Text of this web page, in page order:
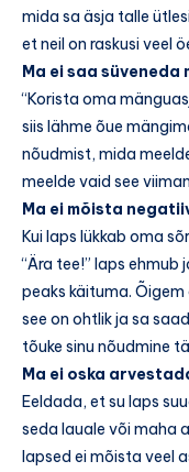
mida sa äsja talle
et neil on raskusi veel
Ma ei saa
“Korista oma
siis lähme õue
nõudmist, mida
meelde vaid see
Ma ei mõista
Kui laps lükkab oma
“Ära tee!” laps
peaks käituma. Õigem
see on ohtlik ja sa
tõuke sinu nõudmine
Ma ei oska
Eeldada, et su laps
seda lauale või maha
lapsed ei mõista veel